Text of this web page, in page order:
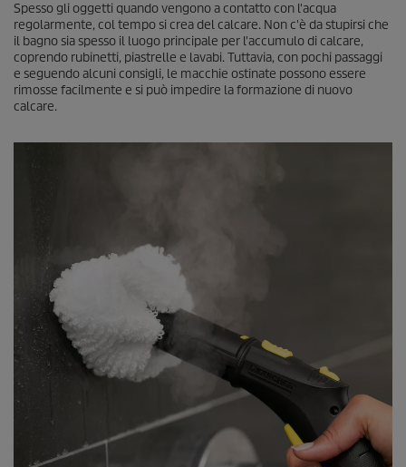
Spesso gli oggetti quando vengono a contatto con l'acqua
regolarmente, col tempo si crea del calcare. Non c'è da stupirsi che
il bagno sia spesso il luogo principale per l'accumulo di calcare,
coprendo rubinetti, piastrelle e lavabi. Tuttavia, con pochi passaggi
e seguendo alcuni consigli, le macchie ostinate possono essere
rimosse facilmente e si può impedire la formazione di nuovo
calcare.